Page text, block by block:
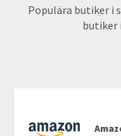
Populära butiker i
butiker